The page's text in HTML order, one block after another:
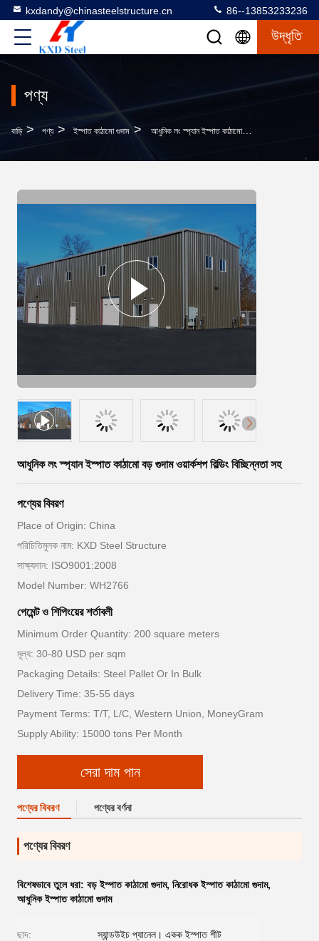
kxdandy@chinasteelstructure.cn 86--13853233236
উদ্ধৃতি
পণ্য
বাড়ি > পণ্য > ইস্পাত কাঠামো গুদাম > আধুনিক লং স্প্যান ইস্পাত কাঠামো বড় গুদাম ওয়ার্কশপ বিল্ডিং বিচ্ছিন্নতা সহ
আধুনিক লং স্প্যান ইস্পাত কাঠামো বড় গুদাম ওয়ার্কশপ বিল্ডিং বিচ্ছিন্নতা সহ
পণ্যের বিবরণ
Place of Origin: China
পরিচিতিমুলক নাম: KXD Steel Structure
সাক্ষ্যদান: ISO9001:2008
Model Number: WH2766
পেমেন্ট ও শিপিংয়ের শর্তাবলী
Minimum Order Quantity: 200 square meters
মূল্য: 30-80 USD per sqm
Packaging Details: Steel Pallet Or In Bulk
Delivery Time: 35-55 days
Payment Terms: T/T, L/C, Western Union, MoneyGram
Supply Ability: 15000 tons Per Month
সেরা দাম পান
পণ্যের বিবরণ পণ্যের বর্ণনা
পণ্যের বিবরণ
বিশেষভাবে তুলে ধরা: বড় ইস্পাত কাঠামো গুদাম, নিরোধক ইস্পাত কাঠামো গুদাম,
আধুনিক ইস্পাত কাঠামো গুদাম
ছাদ: স্যান্ডউইচ প্যানেল। একক ইস্পাত শীট